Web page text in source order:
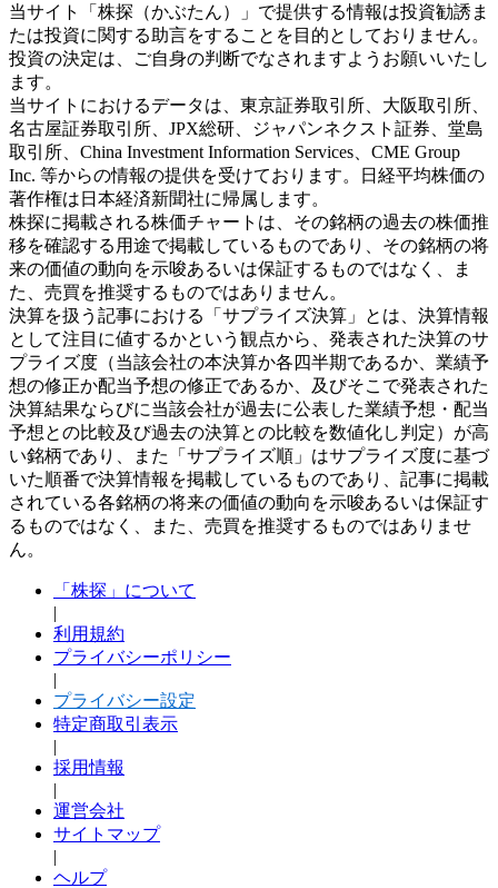
当サイト「株探（かぶたん）」で提供する情報は投資勧誘ま
たは投資に関する助言をすることを目的としておりません。
投資の決定は、ご自身の判断でなされますようお願いいたし
ます。
当サイトにおけるデータは、東京証券取引所、大阪取引所、
名古屋証券取引所、JPX総研、ジャパンネクスト証券、堂島
取引所、China Investment Information Services、CME Group
Inc. 等からの情報の提供を受けております。日経平均株価の
著作権は日本経済新聞社に帰属します。
株探に掲載される株価チャートは、その銘柄の過去の株価推
移を確認する用途で掲載しているものであり、その銘柄の将
来の価値の動向を示唆あるいは保証するものではなく、ま
た、売買を推奨するものではありません。
決算を扱う記事における「サプライズ決算」とは、決算情報
として注目に値するかという観点から、発表された決算のサ
プライズ度（当該会社の本決算か各四半期であるか、業績予
想の修正か配当予想の修正であるか、及びそこで発表された
決算結果ならびに当該会社が過去に公表した業績予想・配当
予想との比較及び過去の決算との比較を数値化し判定）が高
い銘柄であり、また「サプライズ順」はサプライズ度に基づ
いた順番で決算情報を掲載しているものであり、記事に掲載
されている各銘柄の将来の価値の動向を示唆あるいは保証す
るものではなく、また、売買を推奨するものではありませ
ん。
「株探」について
|
利用規約
プライバシーポリシー
|
プライバシー設定
特定商取引表示
|
採用情報
|
運営会社
サイトマップ
|
ヘルプ